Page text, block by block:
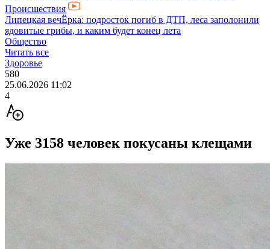
Происшествия
Липецкая вечЁрка: подросток погиб в ДТП, леса заполонили
ядовитые грибы, и каким будет конец лета
Общество
Читать все
Здоровье
580
25.06.2026 11:02
4
Уже 3158 человек покусаны клещами